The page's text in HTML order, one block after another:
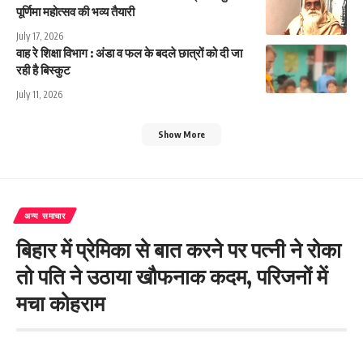
पूर्णिमा महोत्सव की भव्य तैयारी
July 17, 2026
वाह रे शिक्षा विभाग : अंडा व फल के बदले छात्रों को दी जा
रही है बिस्कुट
July 11, 2026
Show More
अन्य समाचार
बिहार में प्रेमिका से बात करने पर पत्नी ने रोका
तो पति ने उठाया खौफनाक कदम, परिजनों में
मचा कोहराम